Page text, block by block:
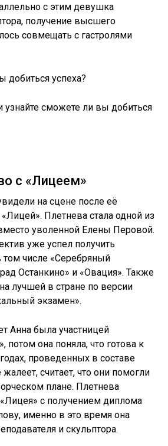
с этим девушка
получение высшего
совмещать с гастролями
добиться успеха?
узнайте сможете ли вы добиться
с «Лицеем»
на сцене после её
Плетнева стала одной из
уволенной Елены Перовой.
уже успел получить
том числе «Серебряный
Останкино» и «Овация». Также
лучшей в стране по версии
экзамен».
Анна была участницей
потом она поняла, что готова к
проведенных в составе
считает, что они помогли
плане. Плетнева
с получением диплома
именно в это время она
и скульптора.